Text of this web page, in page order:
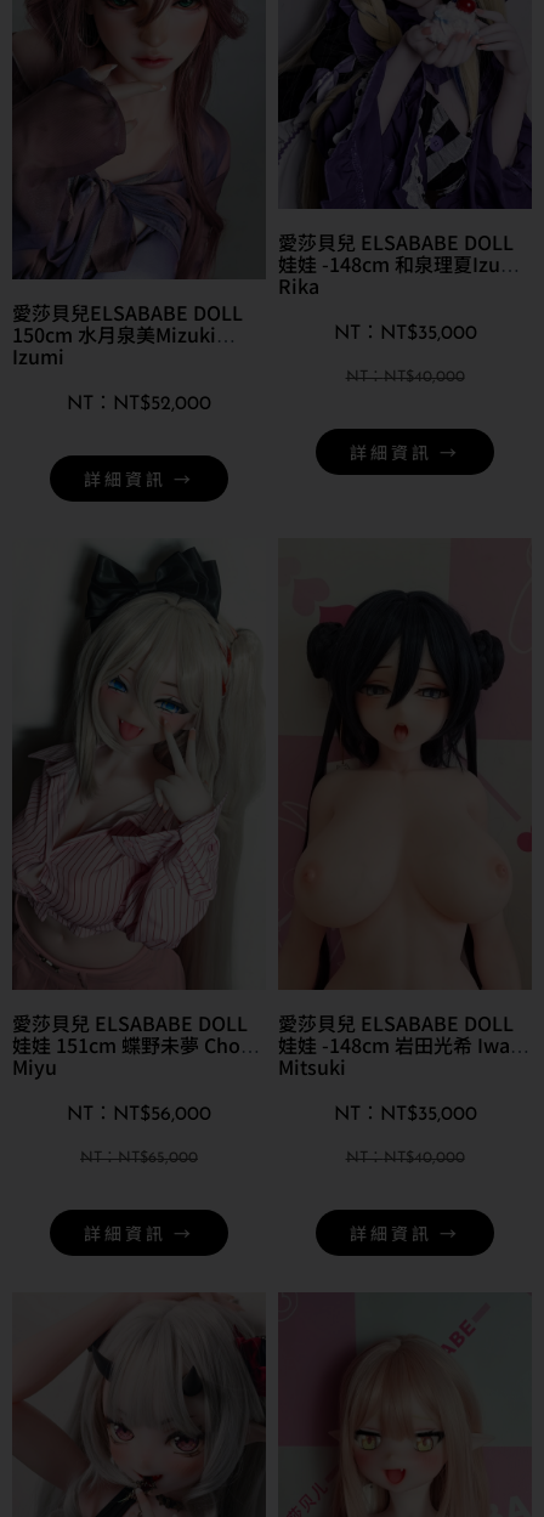
愛莎貝兒ELSABABE DOLL
150cm 水月泉美Mizuki
Izumi
NT$52,000
詳細資訊 →
愛莎貝兒 ELSABABE DOLL
娃娃 -148cm 和泉理夏Izumi
Rika
NT$40,000
NT$35,000
詳細資訊 →
愛莎貝兒 ELSABABE DOLL
娃娃 151cm 蝶野未夢 Chono
Miyu
NT$65,000
NT$56,000
詳細資訊 →
愛莎貝兒 ELSABABE DOLL
娃娃 -148cm 岩田光希 Iwata
Mitsuki
NT$40,000
NT$35,000
詳細資訊 →